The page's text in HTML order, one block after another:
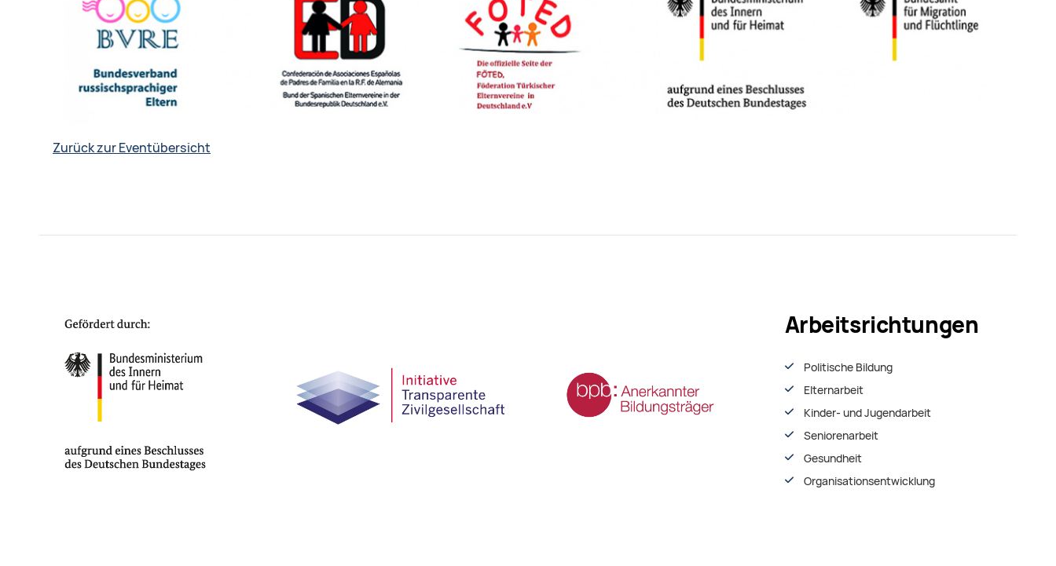
Zurück zur Eventübersicht
Arbeitsrichtungen
Politische Bildung
Elternarbeit
Kinder- und Jugendarbeit
Seniorenarbeit
Gesundheit
Organisationsentwiсklung